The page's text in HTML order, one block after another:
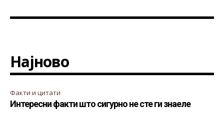
Најново
Факти и цитати
Интересни факти што сигурно не сте ги знаеле